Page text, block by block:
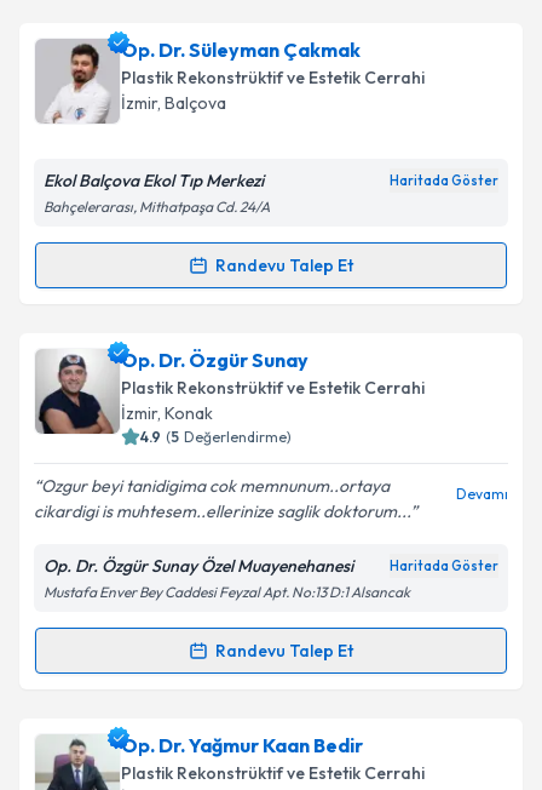
Op. Dr. Osman Taniçin randevu takvimi talebi
oluşturun. Size bu uzmandan randevu almanız için bir
takvim hazırlandığında e-posta ile bilgilendireceğiz.
Kişisel verilerimin işlenmesine ilişkin
Metni'ni okudum ve kişisel verilerimin belirtilen
Takvim Talebini Gönder
Op. Dr. Süleyman Çakmak
Plastik Rekonstrüktif ve Estetik Cerrahi
İzmir, Balçova
Ekol Balçova Ekol Tıp Merkezi Haritada Göster
Bahçelerarası, Mithatpaşa Cd. 24/A
Randevu Talep Et
Randevu Takvimi Talebi
Op. Dr. Süleyman Çakmakiçin randevu takvimi
talebi oluşturun. Size bu uzmandan randevu almanız
için bir takvim hazırlandığında e-posta ile
bilgilendireceğiz.
E-posta Adresiniz
Kişisel verilerimin işlenmesine ilişkinAydınlatma
Metni'ni okudum ve kişisel verilerimin belirtilen
kapsamda işlenmesini kabul ediyorum.
Op. Dr. Özgür Sunay
Plastik Rekonstrüktif ve Estetik Cerrahi
İzmir, Konak
4.9 (5 Değerlendirme)
Ozgur beyi tanidigima cok memnunum..ortaya
cikardigi is muhtesem..ellerinize saglik doktorum...️
Devamı
Op. Dr. Özgür Sunay Özel Muayenehanesi Haritada Göster
Mustafa Enver Bey Caddesi Feyzal Apt. No:13 D:1 Alsancak
Randevu Talep Et
Randevu Takvimi Talebi
Op. Dr. Özgür Sunayiçin randevu takvimi talebi
oluşturun. Size bu uzmandan randevu almanız için bir
Op. Dr. Yağmur Kaan Bedir
Plastik Rekonstrüktif ve Estetik Cerrahi